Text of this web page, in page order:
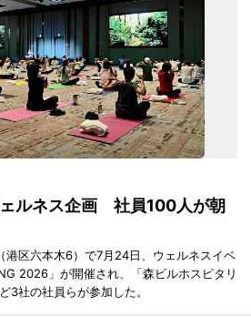
ルネス企画 社員100人が朝
港区六本木6）で7月24日、ウェルネスイベ
2026」が開催され、「森ビルホスピタリ
3社の社員らが参加した。